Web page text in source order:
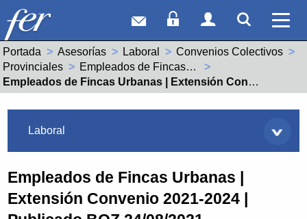
Correo webAcceso Socios
Acceso
Ver
Portada Asesorías Laboral
Convenios Colectivos
Provinciales
Empleados de Fincas Urbanas (26001015062008)
Actual:
Empleados de Fincas Urbanas | Extensión Convenio 2021-2024 | Publicado BOZ 24/08/2021
Laboral
Empleados de Fincas Urbanas |
Extensión Convenio 2021-2024 |